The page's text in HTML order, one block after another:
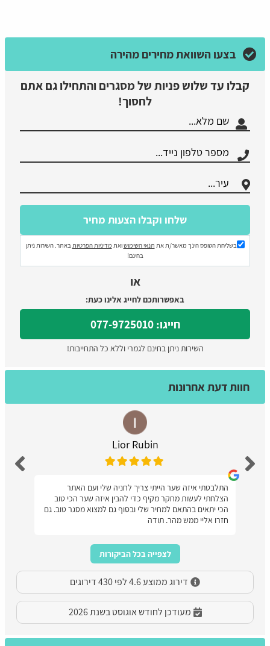
בצעו השוואת מחירים מהירה
קבלו עד שלוש פניות של מסגרים והתחילו גם אתם
לחסוך!
בשליחת הטופס הינך מאשר/ת את תנאי השימושואת מדיניות הפרטיות באתר. השירות ניתן
בחינם!
או
באפשרותכם לחייג אלינו כעת:
חייגו: 077-9725010
השירות ניתן בחינם לגמרי וללא כל התחייבות!
חוות דעת אחרונות
Lior Rubin
התלבטתי איזה שער הייתי צריך לחניה שלי ועם האתר
הצלחתי לעשות מחקר מקיף כדי להבין איזה שער הכי טוב
הכי יתאים בהתאם למחיר שלי ובסוף גם למצוא מסגר טוב. גם
חזרו אליי ממש מהר. תודה
לצפייה בכל הביקורות
דירוג ממוצע 4.6 לפי 430 דירוגים
מעודכן לחודש אוגוסט בשנת 2026